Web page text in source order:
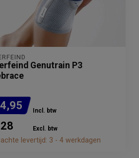
Genutrain P3
Incl. btw
Excl. btw
levertijd: 3 - 4 werkdagen